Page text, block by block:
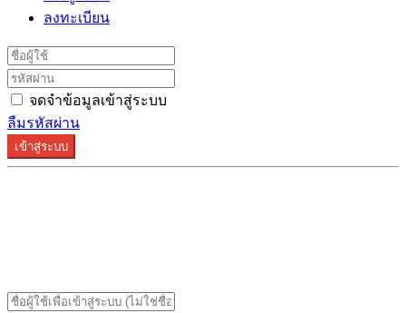
ลงทะเบียน
จดจำข้อมูลเข้าสู่ระบบ
ลืมรหัสผ่าน
เข้าสู่ระบบ